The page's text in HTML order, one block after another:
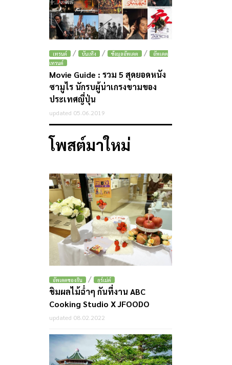
เทรนด์ / บันเทิง / ข้อมูลอัพเดต /
อัพเดต
เทรนด์
Movie Guide : รวม 5 สุดยอดหนัง
ซามูไร นักรบผู้น่าเกรงขามของ
ประเทศญี่ปุ่น
updated 05.06.2019
โพสต์มาใหม่
อัพเดตของกิน / กูร์เม่ต์
ชิมผลไม้ฉ่ำๆ กันที่งาน ABC
Cooking Studio X JFOODO
updated 08.02.2022